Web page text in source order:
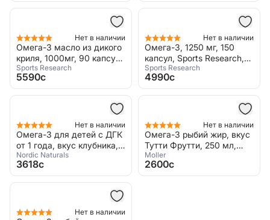
Нет в наличии
Омега-3 масло из дикого
криля, 1000мг, 90 капсул,
Sports Research, Omega-3
Krill Oil
Sports Research
5590c
Нет в наличии
Омега-3, 1250 мг, 150
капсул, Sports Research,
Omega 3
Sports Research
4990c
Нет в наличии
Омега-3 для детей с ДГК
от 1 года, вкус клубника,
530 мг, 237 мл, Nordic
Naturals, Omega kids 's
Dha
Nordic Naturals
3618c
Нет в наличии
Омега-3 рыбий жир, вкус
Тутти Фрутти, 250 мл,
Moller, Мёллер
Moller
2600c
Нет в наличии